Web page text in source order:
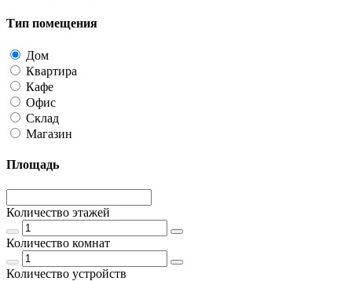
Тип помещения
Дом
Квартира
Кафе
Офис
Склад
Магазин
Площадь
Количество этажей
Количество комнат
Количество устройств